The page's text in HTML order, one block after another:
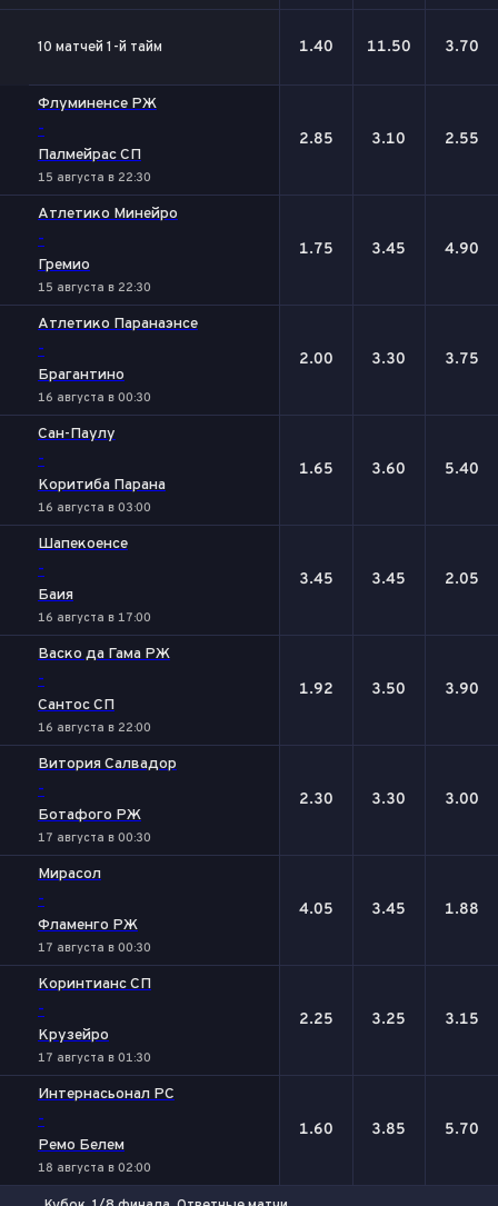
10 матчей 1-й тайм 1.40 11.50 3.70
Флуминенсе РЖ
-
Палмейрас СП
15 августа в 22:30
2.85 3.10 2.55
Атлетико Минейро
-
Гремио
15 августа в 22:30
1.75 3.45 4.90
Атлетико Паранаэнсе
-
Брагантино
16 августа в 00:30
2.00 3.30 3.75
Сан-Паулу
-
Коритиба Парана
16 августа в 03:00
1.65 3.60 5.40
Шапекоенсе
-
Баия
16 августа в 17:00
3.45 3.45 2.05
Васко да Гама РЖ
-
Сантос СП
16 августа в 22:00
1.92 3.50 3.90
Витория Салвадор
-
Ботафого РЖ
17 августа в 00:30
2.30 3.30 3.00
Мирасол
-
Фламенго РЖ
17 августа в 00:30
4.05 3.45 1.88
Коринтианс СП
-
Крузейро
17 августа в 01:30
2.25 3.25 3.15
Интернасьонал РС
-
Ремо Белем
18 августа в 02:00
1.60 3.85 5.70